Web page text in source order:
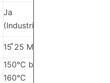
Ja
(Industrie)
15 ̊25 MPa
150°C bis
160°C